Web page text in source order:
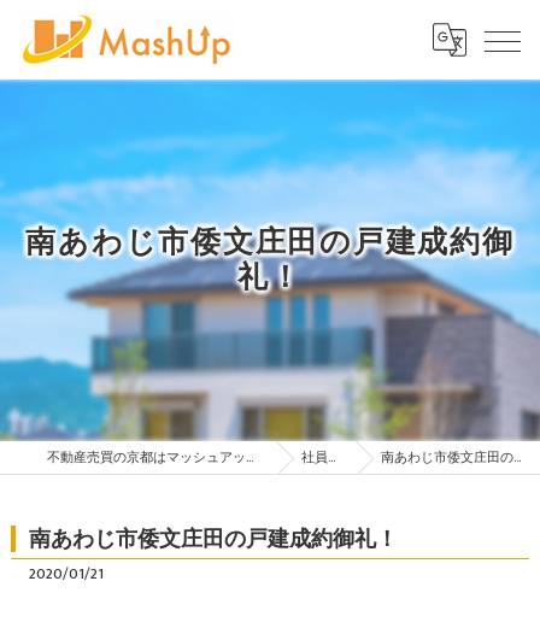
南あわじ市倭文庄田の戸建成約御
礼！
不動産売買の京都はマッシュアップ不動産販売株式会社 社員ブログ 南あわじ市倭文庄田の戸建成約御礼！
南あわじ市倭文庄田の戸建成約御礼！
2020/01/21